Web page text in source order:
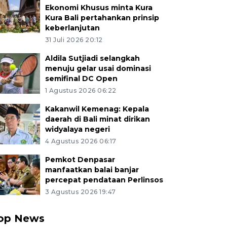
Ekonomi Khusus minta Kura
Kura Bali pertahankan prinsip
keberlanjutan
31 Juli 2026 20:12
Aldila Sutjiadi selangkah
menuju gelar usai dominasi
semifinal DC Open
1 Agustus 2026 06:22
Kakanwil Kemenag: Kepala
daerah di Bali minat dirikan
widyalaya negeri
4 Agustus 2026 06:17
Pemkot Denpasar
manfaatkan balai banjar
percepat pendataan Perlinsos
3 Agustus 2026 19:47
News